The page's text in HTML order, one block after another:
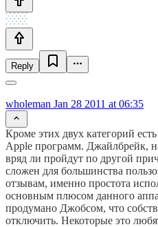
Reply
wholeman Jan 28 2011 at 06:35
Кроме этих двух категорий
Apple программ. Джайлбрейк,
вряд ли пройдут по другой
сложен для большинства
отзывам, именно простота
основным плюсом данного
продумано Джобсом, что
отключить. Некоторые это